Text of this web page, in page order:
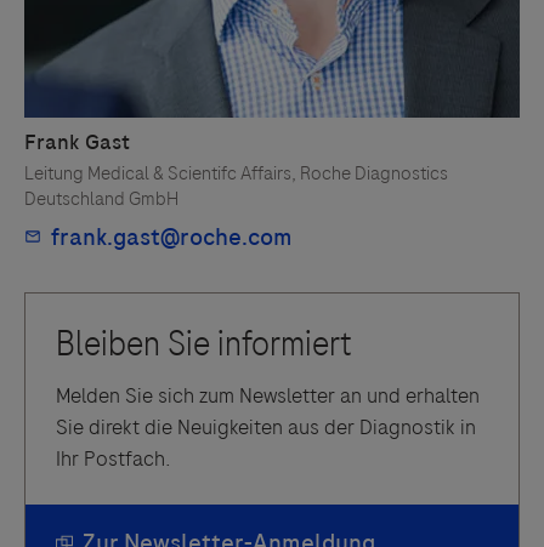
Melden Sie sich zum Newsletter an und erhalten
Sie direkt die Neuigkeiten aus der Diagnostik in
Ihr Postfach.